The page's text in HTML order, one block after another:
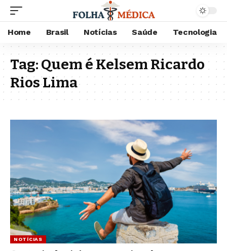
Home Brasil Notícias Saúde Tecnologia
Tag:Quem é Kelsem Ricardo
Rios Lima
NOTÍCIAS